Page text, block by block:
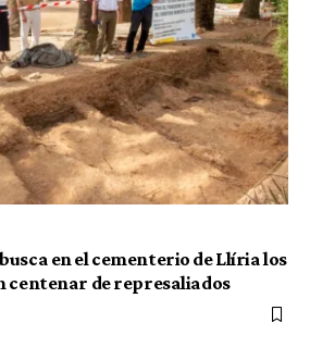
en el cementerio de Llíria los
centenar de represaliados